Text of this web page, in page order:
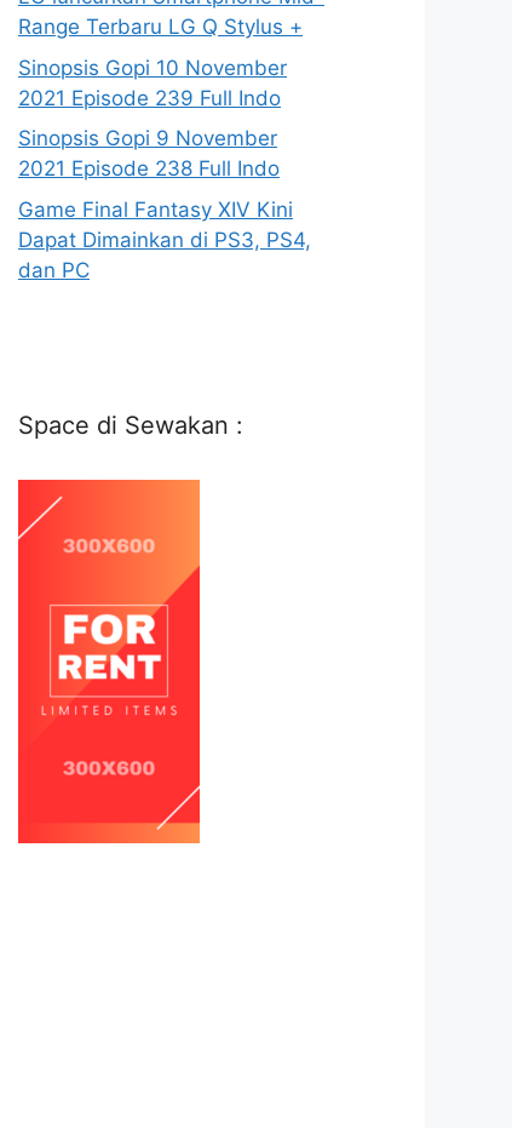
Range Terbaru LG Q Stylus +
Sinopsis Gopi 10 November
2021 Episode 239 Full Indo
Sinopsis Gopi 9 November
2021 Episode 238 Full Indo
Game Final Fantasy XIV Kini
Dapat Dimainkan di PS3, PS4,
dan PC
Space di Sewakan :